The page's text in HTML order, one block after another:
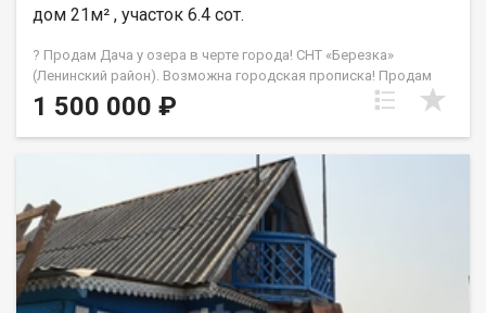
дом 21м² , участок 6.4 сот.
? Продам Дача у озера в черте города! СНТ «Березка»
(Ленинский район). Возможна городская прописка! Продам
участок в уникальном месте: городская доступность в
сочетании с близостью к природе. Всего в нескольких
минутах ходьбы расположено озеро Медвежье — идеальное
место для прогулок, рыбалки и летнего отдыха. На озере есть
база отдыха с теплым бассейном. Участок ровный, без
болота, машина заезжает прямо к калитке. ? Детали объекта:
✅ Площадь дома: 21 кв.м (2 комнаты + кухня) ✅ Участок: 6,4
соток, ровный. ✅ Коммуникации: Электричество 15 кВт,
скважина, септик свой. Природа в шаговой доступности: До
Озеро Медвежье всего 500 метров — это свежий воздух и
возможность отдыхать у воды, не выезжая за пределы
1 500 000 ₽